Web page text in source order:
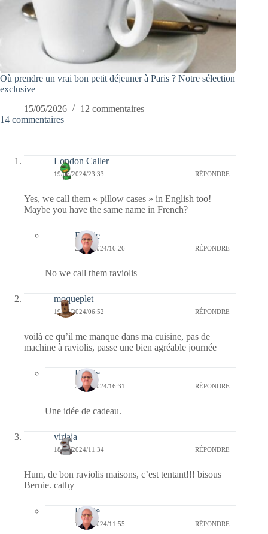
Où prendre un vrai bon petit déjeuner à Paris ? Notre sélection
exclusive
15/05/2026
12 commentaires
14 commentaires
London Caller
19/07/2024/23:33 RÉPONDRE
Yes, we call them « pillow cases » in English too!
Maybe you have the same name in French?
Bernie
20/07/2024/16:26 RÉPONDRE
No we call them raviolis
moqueplet
19/07/2024/06:52 RÉPONDRE
voilà ce qu’il me manque dans ma cuisine, pas de
machine à raviolis, passe une bien agréable journée
Bernie
20/07/2024/16:31 RÉPONDRE
Une idée de cadeau.
virjaja
18/07/2024/11:34 RÉPONDRE
Hum, de bon raviolis maisons, c’est tentant!!! bisous
Bernie. cathy
Bernie
18/07/2024/11:55 RÉPONDRE